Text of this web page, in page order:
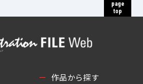
page
top
作品から探す